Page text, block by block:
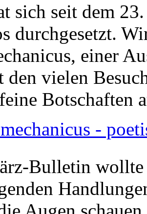
sich seit dem
durchgesetzt.
einer
den vielen
Botschaften
-
Bulletin